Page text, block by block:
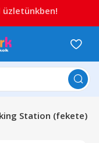
Station (fekete)
üzletünkben!